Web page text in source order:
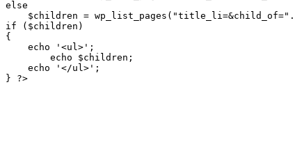
else
$children =
if ($children)
{
    echo '<ul>';
        echo $children;
    echo '</ul>';